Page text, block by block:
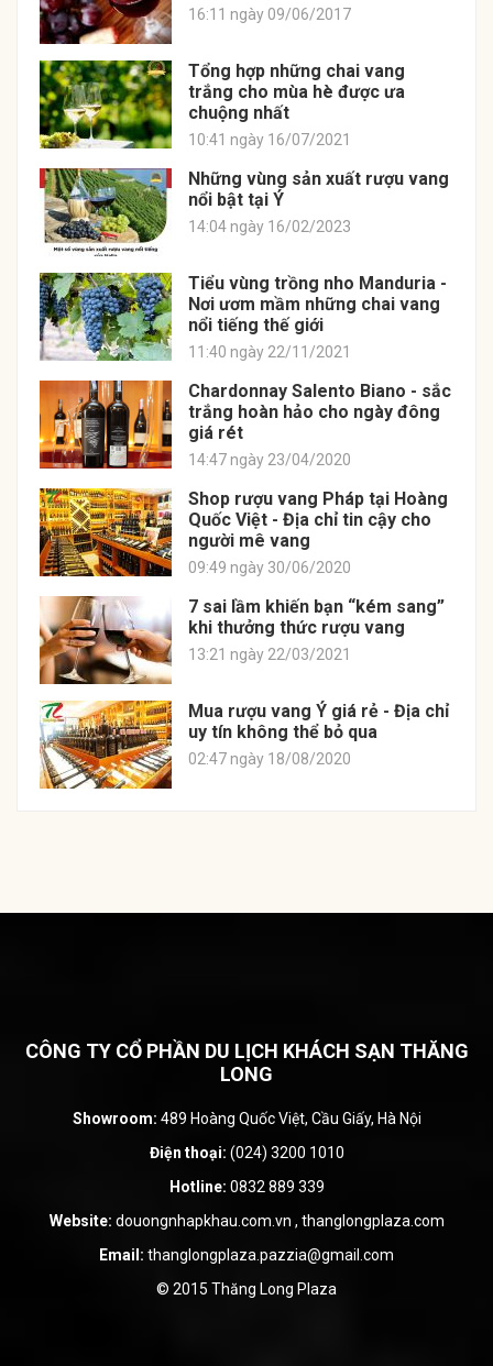
16:11 ngày 09/06/2017
Tổng hợp những chai vang
trắng cho mùa hè được ưa
chuộng nhất
10:41 ngày 16/07/2021
Những vùng sản xuất rượu vang
nổi bật tại Ý
14:04 ngày 16/02/2023
Tiểu vùng trồng nho Manduria -
Nơi ươm mầm những chai vang
nổi tiếng thế giới
11:40 ngày 22/11/2021
Chardonnay Salento Biano - sắc
trắng hoàn hảo cho ngày đông
giá rét
14:47 ngày 23/04/2020
Shop rượu vang Pháp tại Hoàng
Quốc Việt - Địa chỉ tin cậy cho
người mê vang
09:49 ngày 30/06/2020
7 sai lầm khiến bạn “kém sang”
khi thưởng thức rượu vang
13:21 ngày 22/03/2021
Mua rượu vang Ý giá rẻ - Địa chỉ
uy tín không thể bỏ qua
02:47 ngày 18/08/2020
CÔNG TY CỔ PHẦN DU LỊCH KHÁCH SẠN THĂNG
LONG
Showroom: 489 Hoàng Quốc Việt, Cầu Giấy, Hà Nội
Điện thoại: (024) 3200 1010
Hotline: 0832 889 339
Website: douongnhapkhau.com.vn , thanglongplaza.com
Email: thanglongplaza.pazzia@gmail.com
© 2015 Thăng Long Plaza